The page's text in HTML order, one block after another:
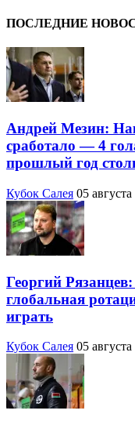
ПОСЛЕДНИЕ
Андрей Мезин:
сработало — 4
прошлый год
Кубок Салея 05
Георгий Рязанцев:
глобальная
играть
Кубок Салея 05